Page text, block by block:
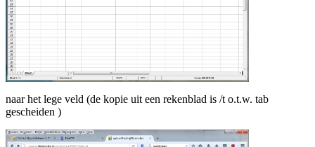
naar het lege veld (de kopie uit een rekenblad is /t o.t.w. tab
gescheiden )